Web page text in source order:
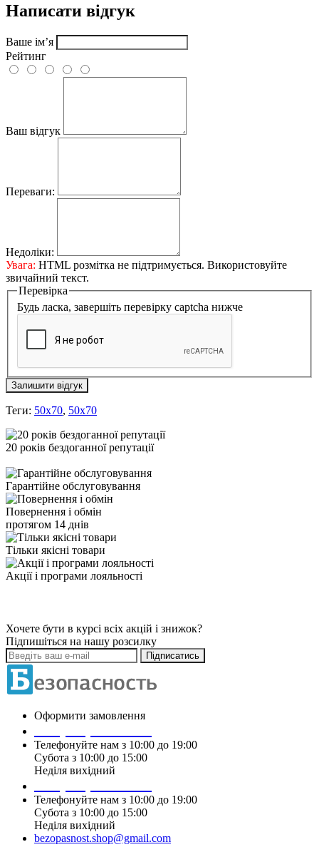
Написати відгук
Ваше ім’я
Рейтинг
Ваш відгук
Переваги:
Недоліки:
Увага: HTML розмітка не підтримується. Використовуйте
звичайний текст.
Перевірка
Будь ласка, завершіть перевірку captcha нижче
Залишити відгук
Теги: 50x70, 50х70
20 років бездоганної репутації
Гарантійне обслуговування
Повернення і обмін
протягом 14 днів
Тільки якісні товари
Акції і програми лояльності
Хочете бути в курсі всіх акцій і знижок?
Підпишіться на нашу розсилку
Підписатись
Оформити замовлення
Телефонуйте нам з 10:00 до 19:00
Субота з 10:00 до 15:00
Неділя вихідний
Телефонуйте нам з 10:00 до 19:00
Субота з 10:00 до 15:00
Неділя вихідний
bezopasnost.shop@gmail.com